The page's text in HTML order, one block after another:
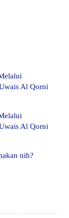
Al Qorni
Al Qorni
nih?